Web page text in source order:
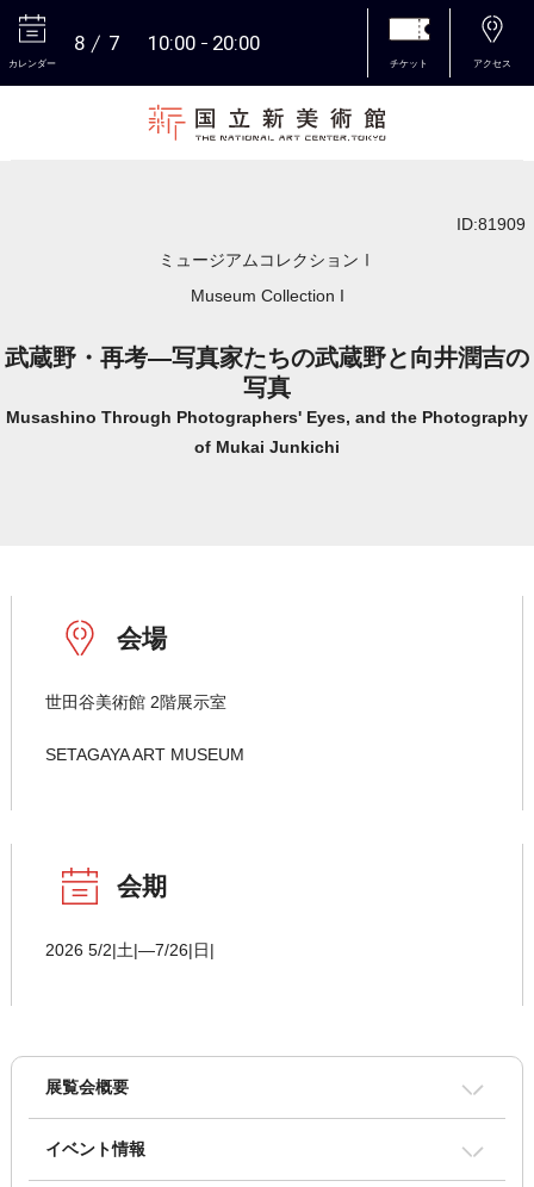
カレンダー
8 7 10:00 20:00
チケット アクセス
ID:81909
ミュージアムコレクションⅠ
Museum Collection I
武蔵野・再考―写真家たちの武蔵野と向井潤吉の
写真
Musashino Through Photographers' Eyes, and the Photography
of Mukai Junkichi
会場
世田谷美術館 2階展示室
SETAGAYA ART MUSEUM
会期
2026 5/2|土|―7/26|日|
展覧会概要
イベント情報